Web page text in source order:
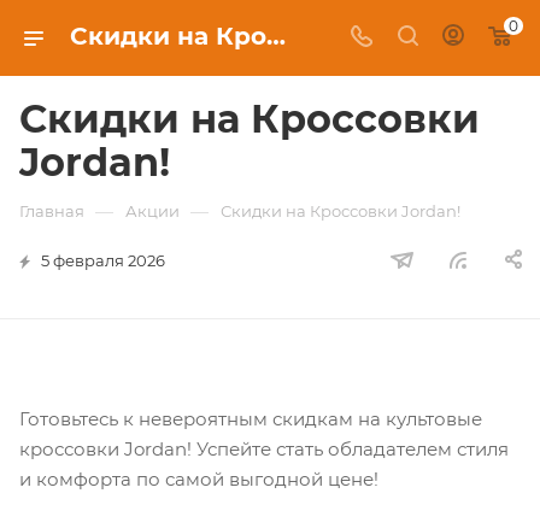
Скидки на Кроссовки Jordan! 0
Скидки на Кроссовки
Jordan!
Главная — Акции — Скидки на Кроссовки Jordan!
5 февраля 2026
Готовьтесь к невероятным скидкам на культовые
кроссовки Jordan! Успейте стать обладателем стиля
и комфорта по самой выгодной цене!